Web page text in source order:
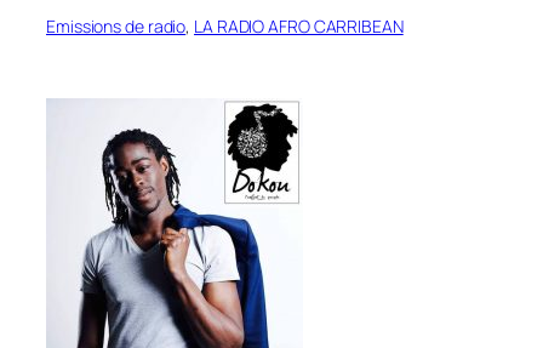
Emissions de radio, LA RADIO AFRO CARRIBEAN